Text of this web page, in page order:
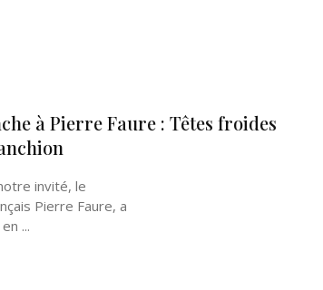
à Pierre Faure : Têtes froides
invité, le
Pierre Faure, a
...